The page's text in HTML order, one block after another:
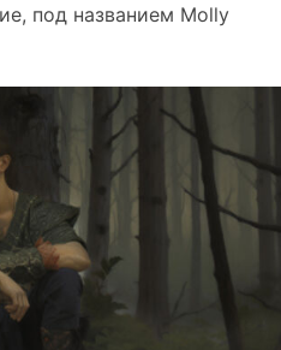
под названием Molly